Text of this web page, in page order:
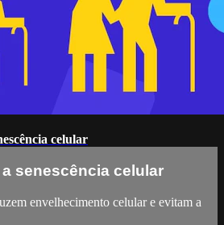
celular
senescência celular
envelhecimento celular e evitam a